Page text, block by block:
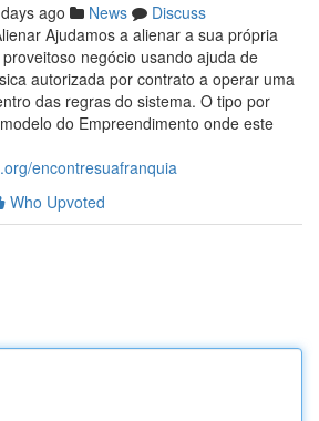
ago News
Discuss
Ajudamos a alienar a sua própria
negócio usando ajuda de
autorizada por contrato a operar uma
das regras do sistema. O tipo por
do Empreendimento onde este
encontresuafranquia
Who Upvoted